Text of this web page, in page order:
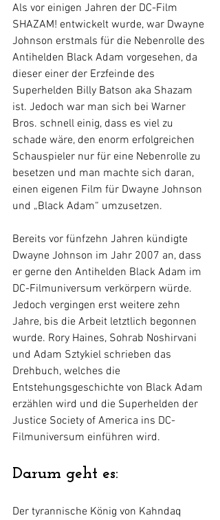
Als vor einigen Jahren der DC-Film
SHAZAM! entwickelt wurde, war Dwayne
Johnson erstmals für die Nebenrolle des
Antihelden Black Adam vorgesehen, da
dieser einer der Erzfeinde des
Superhelden Billy Batson aka Shazam
ist. Jedoch war man sich bei Warner
Bros. schnell einig, dass es viel zu
schade wäre, den enorm erfolgreichen
Schauspieler nur für eine Nebenrolle zu
besetzen und man machte sich daran,
einen eigenen Film für Dwayne Johnson
und „Black Adam“ umzusetzen.
Bereits vor fünfzehn Jahren kündigte
Dwayne Johnson im Jahr 2007 an, dass
er gerne den Antihelden Black Adam im
DC-Filmuniversum verkörpern würde.
Jedoch vergingen erst weitere zehn
Jahre, bis die Arbeit letztlich begonnen
wurde. Rory Haines, Sohrab Noshirvani
und Adam Sztykiel schrieben das
Drehbuch, welches die
Entstehungsgeschichte von Black Adam
erzählen wird und die Superhelden der
Justice Society of America ins DC-
Filmuniversum einführen wird.
Darum geht es:
Der tyrannische König von Kahndaq